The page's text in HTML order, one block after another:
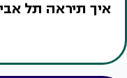
איך תיראה תל